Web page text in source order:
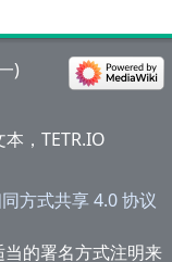
)
，TETR.IO
方式共享 4.0 协议
的署名方式注明来